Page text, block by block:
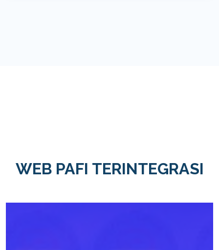
WEB PAFI TERINTEGRASI